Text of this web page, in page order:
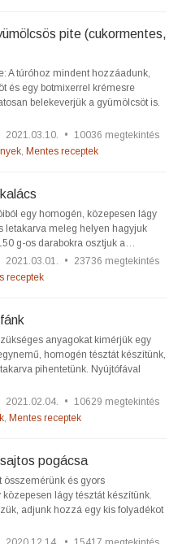
pite (cukormentes,
A túróhoz mindent hozzáadunk,
és egy botmixerrel krémesre
belekeverjük a gyümölcsöt is.
2021.03.10. • 10036 megtekintés
, Mentes receptek
egy homogén, közepesen lágy
letakarva meleg helyen hagyjuk
g-os darabokra osztjuk a…
2021.03.01. •
23736 megtekintés
receptek
anyagokat kimérjük egy
homogén tésztát készítünk,
pihentetünk. Nyújtófával
2021.02.04. • 10629 megtekintés
, Mentes receptek
pogácsa
összemérünk és gyors
lágy tésztát készítünk.
adjunk hozzá egy kis folyadékot